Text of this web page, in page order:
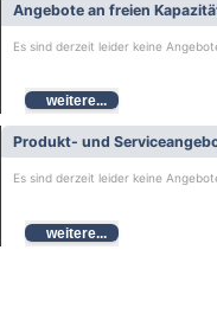
Angebote an freien
Es sind derzeit leider keine
weitere...
Produkt- und
Es sind derzeit leider keine
weitere...